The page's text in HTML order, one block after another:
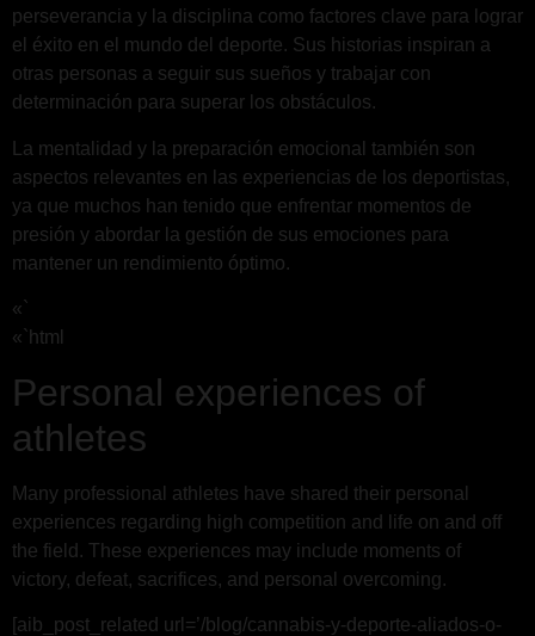
perseverancia y la disciplina como factores clave para lograr
el éxito en el mundo del deporte. Sus historias inspiran a
otras personas a seguir sus sueños y trabajar con
determinación para superar los obstáculos.
La mentalidad y la preparación emocional también son
aspectos relevantes en las experiencias de los deportistas,
ya que muchos han tenido que enfrentar momentos de
presión y abordar la gestión de sus emociones para
mantener un rendimiento óptimo.
«`
«`html
Personal experiences of
athletes
Many professional athletes have shared their personal
experiences regarding high competition and life on and off
the field. These experiences may include moments of
victory, defeat, sacrifices, and personal overcoming.
[aib_post_related url=’/blog/cannabis-y-deporte-aliados-o-